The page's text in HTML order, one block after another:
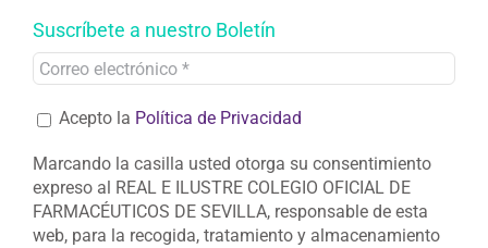
Suscríbete a nuestro Boletín
Acepto la Política de Privacidad
Marcando la casilla usted otorga su consentimiento
expreso al REAL E ILUSTRE COLEGIO OFICIAL DE
FARMACÉUTICOS DE SEVILLA, responsable de esta
web, para la recogida, tratamiento y almacenamiento